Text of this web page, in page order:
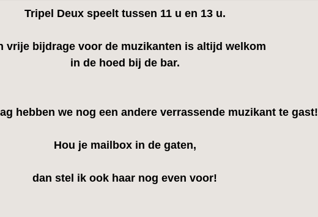
Tripel Deux speelt tussen 11 u en 13 u.
vrije bijdrage voor de muzikanten is altijd welkom
in de hoed bij de bar.
hebben we nog een andere verrassende muzikant te gast!
Hou je mailbox in de gaten,
dan stel ik ook haar nog even voor!